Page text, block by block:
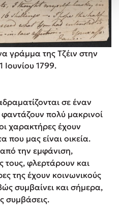
γράμμα της Τζέιν στην
1799.
σε έναν
πολύ μακρινοί
χαρακτήρες έχουν
που μας είναι οικεία.
την εμφάνιση,
τους, φλερτάρουν και
της έχουν κοινωνικούς
συμβαίνει και σήμερα,
συμβάσεις.